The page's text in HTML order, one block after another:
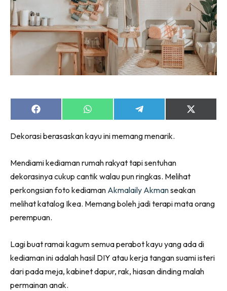
Bilik Air
Bilik Tidur
Dapur
Ruang Makan
Make Over
Bilik Air
Ruang Makan
Ruang Tamu
Casa Impiana
Impiana Makeover
Makeover Ruang Selebriti
Destinasi
Hartanah
Share
on
Share
on
Share
on
Share
on
Dekorasi berasaskan kayu ini memang menarik.
Mendiami kediaman rumah rakyat tapi sentuhan
dekorasinya cukup cantik walau pun ringkas. Melihat
perkongsian foto kediaman Akmalaily Akmanseakan
melihat katalog Ikea. Memang boleh jadi terapi mata orang
perempuan.
Lagi buat ramai kagum semua perabot kayu yang ada di
kediaman ini adalah hasil DIY atau kerja tangan suami isteri
dari pada meja, kabinet dapur, rak, hiasan dinding malah
permainan anak.